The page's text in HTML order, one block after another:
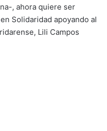
, ahora quiere ser
Solidaridad apoyando al
Lili Campos